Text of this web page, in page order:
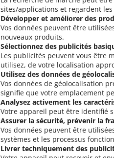
sites/applications et regardent
Développer et améliorer des
Vos données peuvent être
nouveaux produits.
Sélectionnez des publicités
Les publicités peuvent vous être
utilisez, de votre localisation
Utilisez des données de
Vos données de géolocalisation
signifie que votre emplacement
Analysez activement les
Votre appareil peut être identifié
Assurer la sécurité, prévenir la
Vos données peuvent être
systèmes et les processus
Livrer techniquement des